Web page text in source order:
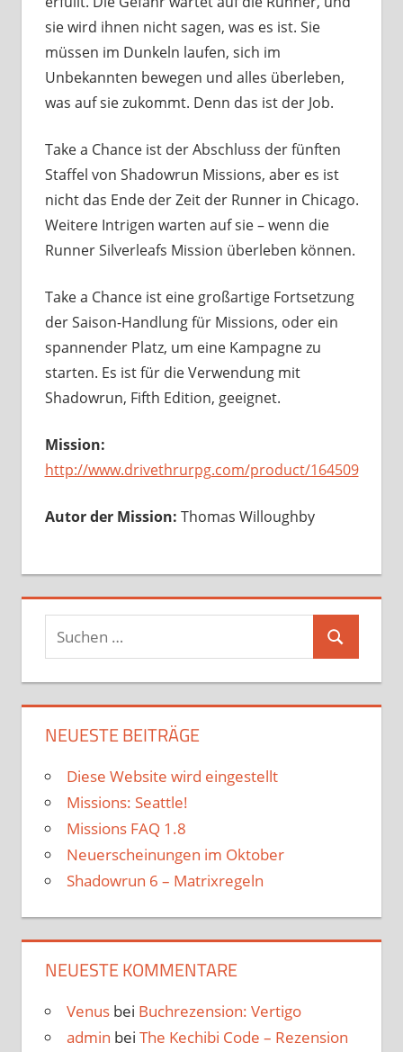
sie wird ihnen nicht sagen, was es ist. Sie
müssen im Dunkeln laufen, sich im
Unbekannten bewegen und alles überleben,
was auf sie zukommt. Denn das ist der Job.
Take a Chance ist der Abschluss der fünften
Staffel von Shadowrun Missions, aber es ist
nicht das Ende der Zeit der Runner in Chicago.
Weitere Intrigen warten auf sie – wenn die
Runner Silverleafs Mission überleben können.
Take a Chance ist eine großartige Fortsetzung
der Saison-Handlung für Missions, oder ein
spannender Platz, um eine Kampagne zu
starten. Es ist für die Verwendung mit
Shadowrun, Fifth Edition, geeignet.
Mission:
http://www.drivethrurpg.com/product/164509
Autor der Mission: Thomas Willoughby
Suchen
nach:
Suchen
NEUESTE BEITRÄGE
Diese Website wird eingestellt
Missions: Seattle!
Missions FAQ 1.8
Neuerscheinungen im Oktober
Shadowrun 6 – Matrixregeln
NEUESTE KOMMENTARE
Venusbei Buchrezension: Vertigo
admin bei The Kechibi Code – Rezension